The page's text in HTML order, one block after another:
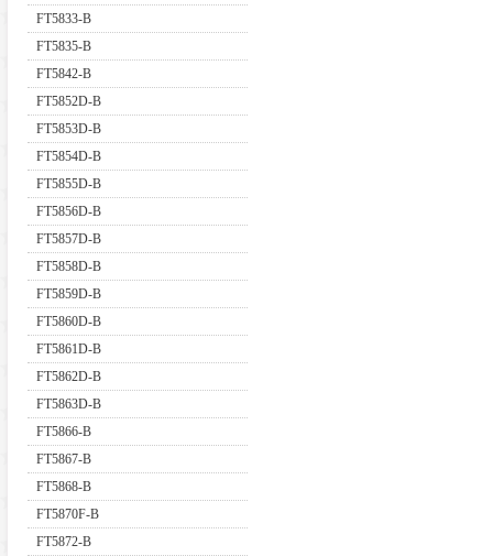
FT5833-B
FT5835-B
FT5842-B
FT5852D-B
FT5853D-B
FT5854D-B
FT5855D-B
FT5856D-B
FT5857D-B
FT5858D-B
FT5859D-B
FT5860D-B
FT5861D-B
FT5862D-B
FT5863D-B
FT5866-B
FT5867-B
FT5868-B
FT5870F-B
FT5872-B